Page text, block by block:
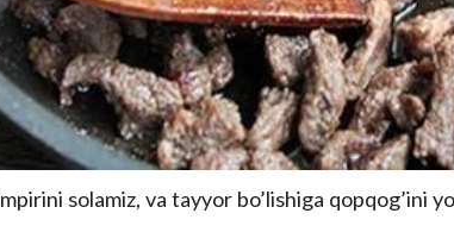
solamiz, va tayyor bo’lishiga qopqog’ini